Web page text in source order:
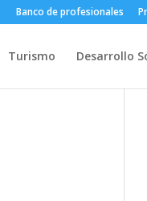
Banco de profesionales
Turismo Desarrollo